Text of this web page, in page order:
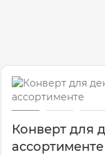
Конверт для
ассортименте